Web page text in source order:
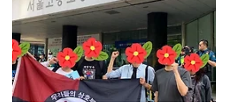
과 이주노동자 노동권 완전 쟁취를 위한 투쟁본부'라는 이름으로 출범한 이주
노조는 20년이 넘게 보이지 않는 곳에서 이주노동자의 권리를 쟁취하기 위
해 싸워왔다. 후원주점 한가운데 펼친 스크린에..